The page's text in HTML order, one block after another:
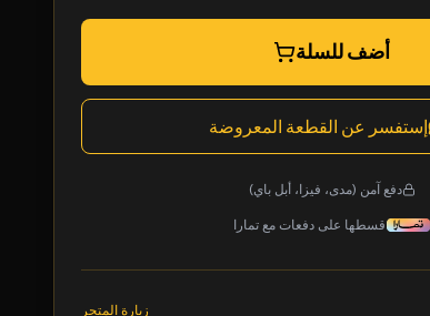
أضف للسلة
إستفسر عن القطعة المعروضة
دفع آمن (مدى، فيزا، أبل باي)
قسطها على دفعات مع تمارا
زيارة المتجر